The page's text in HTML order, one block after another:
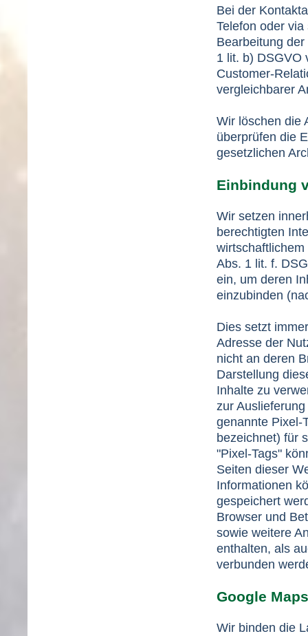
Bei der
Telefon oder
Bearbeitung
1 lit. b) DSGVO
Customer-
vergleichbarer
Wir löschen die
überprüfen die
gesetzlichen
Einbindung
Wir setzen
berechtigten
Abs. 1 lit. f.
ein, um deren
einzubinden
Dies setzt
Adresse der
nicht an deren
Darstellung
Inhalte zu
zur
genannte Pixel-
bezeichnet) für
"Pixel-Tags"
Seiten dieser
Informationen
gespeichert
Browser und
sowie weitere
enthalten, als
verbunden
Google Maps
Wir binden die